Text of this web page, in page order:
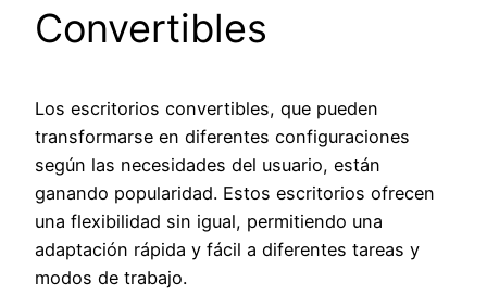
Convertibles
Los escritorios convertibles, que pueden
transformarse en diferentes configuraciones
según las necesidades del usuario, están
ganando popularidad. Estos escritorios ofrecen
una flexibilidad sin igual, permitiendo una
adaptación rápida y fácil a diferentes tareas y
modos de trabajo.